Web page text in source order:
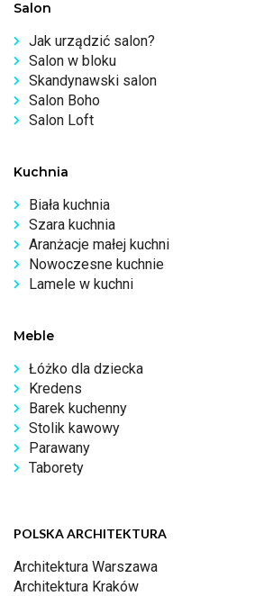
Salon
Jak urządzić salon?
Salon w bloku
Skandynawski salon
Salon Boho
Salon Loft
Kuchnia
Biała kuchnia
Szara kuchnia
Aranżacje małej kuchni
Nowoczesne kuchnie
Lamele w kuchni
Meble
Łóżko dla dziecka
Kredens
Barek kuchenny
Stolik kawowy
Parawany
Taborety
POLSKA ARCHITEKTURA
Architektura Warszawa
Architektura Kraków